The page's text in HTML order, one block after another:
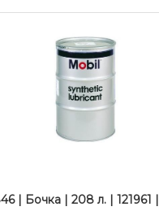
| Бочка | 208 л. | 121961 |